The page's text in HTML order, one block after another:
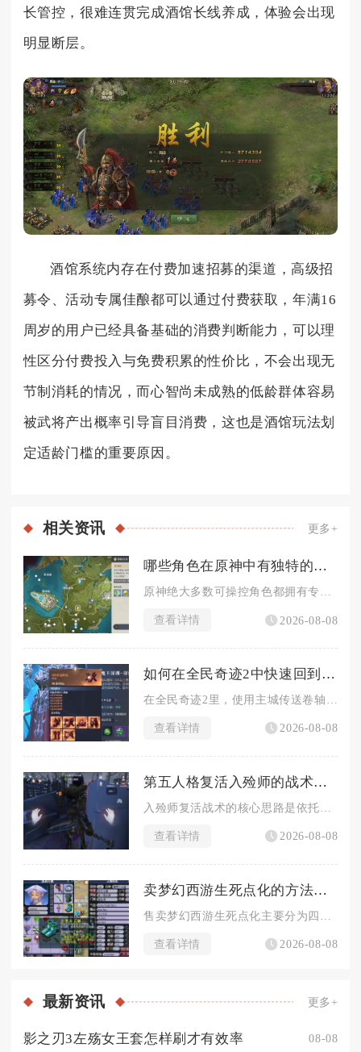
长管控，很难连贯完成酒馆长线养成，体验会出现
明显断层。
酒馆系统内存在付费加速招募的渠道，高级招
募令、活动专属佳酿都可以通过付费获取，年满16
周岁的用户已经具备基础的消费判断能力，可以理
性区分付费投入与免费积累的性价比，不会出现无
节制消耗的情况，而心智尚未成熟的低龄群体容易
被武将产出概率引导盲目消费，这也是酒馆玩法划
定适龄门槛的重要原因。
相关资讯 更多+
哪些角色在原神中有独特的料理
原神绝大多数可操控角色都拥有专属独特料理，仅有雷电将军没有特...
查看详情 2026-08-08
如何在全民奇迹2中快速回到城市
查看详情 2026-08-08
第五人格复活入殓师的战术应该怎么运用
查看详情 2026-08-08
卖梦幻西游生死点化的方法有哪些
查看详情 2026-08-08
最新资讯 更多+
影之刃3左殇女王套怎样刷才有效率 08-08